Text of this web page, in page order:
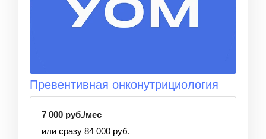
Превентивная онконутрициология
7 000 руб./мес
или сразу 84 000 руб.